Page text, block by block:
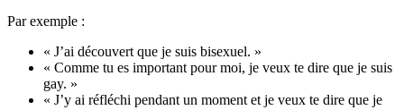
Par exemple :
« J’ai découvert que je suis bisexuel. »
« Comme tu es important pour moi, je veux te dire que je suis
gay. »
« J’y ai réfléchi pendant un moment et je veux te dire que je